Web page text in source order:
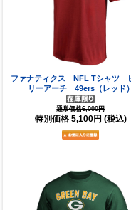
ファナティクス NFL Tシャツ
リーアーチ 49ers（レッド）
通常価格6,000円
特別価格 5,100円 (税込)